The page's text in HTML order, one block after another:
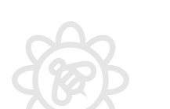
Speciali
Ripopolazione insetti